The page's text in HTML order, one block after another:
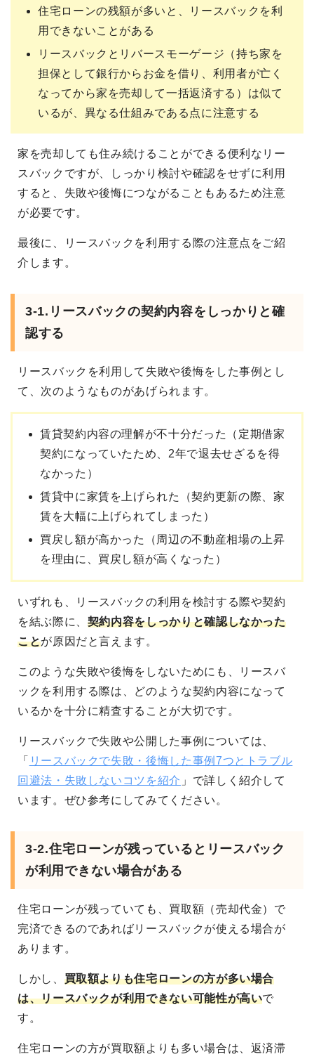
住宅ローンの残額が多いと、リースバックを利
用できないことがある
リースバックとリバースモーゲージ（持ち家を
担保として銀行からお金を借り、利用者が亡く
なってから家を売却して一括返済する）は似て
いるが、異なる仕組みである点に注意する
家を売却しても住み続けることができる便利なリー
スバックですが、しっかり検討や確認をせずに利用
すると、失敗や後悔につながることもあるため注意
が必要です。
最後に、リースバックを利用する際の注意点をご紹
介します。
3-1.リースバックの契約内容をしっかりと確
認する
リースバックを利用して失敗や後悔をした事例とし
て、次のようなものがあげられます。
賃貸契約内容の理解が不十分だった（定期借家
契約になっていたため、2年で退去せざるを得
なかった）
賃貸中に家賃を上げられた（契約更新の際、家
賃を大幅に上げられてしまった）
買戻し額が高かった（周辺の不動産相場の上昇
を理由に、買戻し額が高くなった）
いずれも、リースバックの利用を検討する際や契約
を結ぶ際に、 契約内容をしっかりと確認しなかった
ことが原因だと言えます。
このような失敗や後悔をしないためにも、リースバ
ックを利用する際は、どのような契約内容になって
いるかを十分に精査することが大切です。
リースバックで失敗や公開した事例については、
「 リースバックで失敗・後悔した事例7つとトラブル
回避法・失敗しないコツを紹介 」で詳しく紹介して
います。ぜひ参考にしてみてください。
3-2.住宅ローンが残っているとリースバック
が利用できない場合がある
住宅ローンが残っていても、買取額（売却代金）で
完済できるのであればリースバックが使える場合が
あります。
しかし、 買取額よりも住宅ローンの方が多い場合
は、リースバックが利用できない可能性が高いで
す。
住宅ローンの方が買取額よりも多い場合は、返済滞